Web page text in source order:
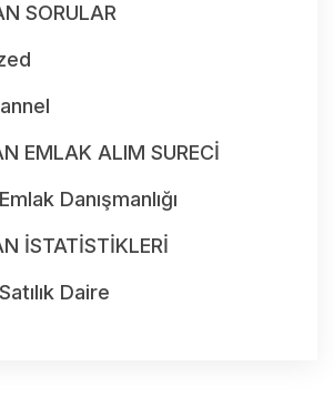
SORULAR
EMLAK ALIM SURECİ
Danışmanlığı
İSTATİSTİKLERİ
Daire